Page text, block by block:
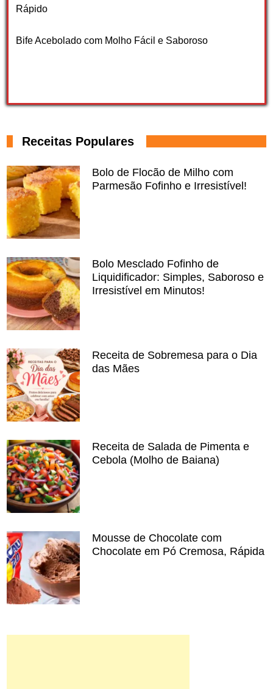
Rápido
Bife Acebolado com Molho Fácil e Saboroso
Receitas Populares
Bolo de Flocão de Milho com
Parmesão Fofinho e Irresistível!
Bolo Mesclado Fofinho de
Liquidificador: Simples, Saboroso e
Irresistível em Minutos!
Receita de Sobremesa para o Dia
das Mães
Receita de Salada de Pimenta e
Cebola (Molho de Baiana)
Mousse de Chocolate com
Chocolate em Pó Cremosa, Rápida